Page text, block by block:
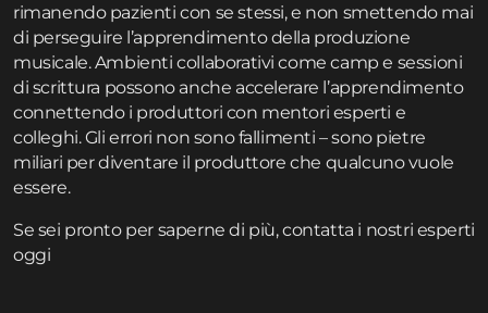
rimanendo pazienti con se stessi, e non smettendo mai
di perseguire l’apprendimento della produzione
musicale. Ambienti collaborativi comecamp e sessioni
di scrittura possono anche accelerare l’apprendimento
connettendo i produttori con mentori esperti e
colleghi. Gli errori non sono fallimenti – sono pietre
miliari per diventare il produttore che qualcuno vuole
essere.
Se sei pronto per saperne di più,contatta i nostri esperti
oggi